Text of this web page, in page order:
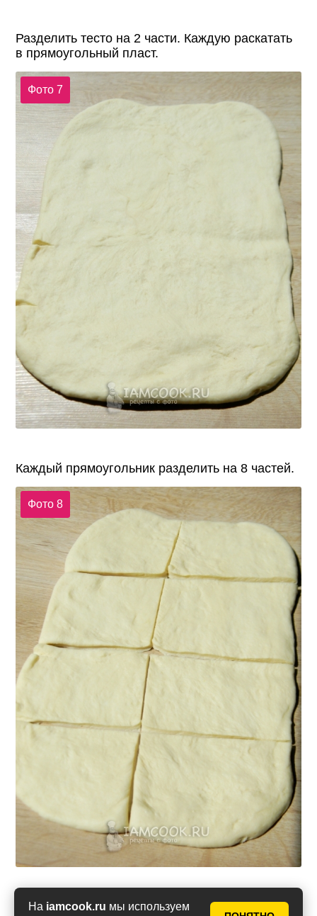
На iamcook.ru мы используем
Разделить тесто на 2 части. Каждую раскатать
в прямоугольный пласт.
Фото 7
Каждый прямоугольник разделить на 8 частей.
Фото 8
Обмакивая кусочек теста в растопленное